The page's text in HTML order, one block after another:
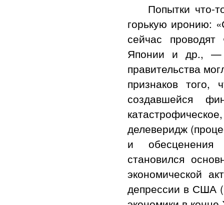
Попытки что-
горькую иронию:
сейчас
Японии и др., —
правительства
признаков
создавшейся
делеверидж
и обесценения
становился
экономической
депрессии в США